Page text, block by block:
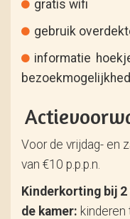
gratis wifi
gebruik
informatie
Voor de vrijdag- en
van €10 p.p.p.n.
Kinderkorting bij
de kamer: